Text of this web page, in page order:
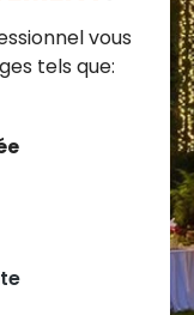
vous
tels que: